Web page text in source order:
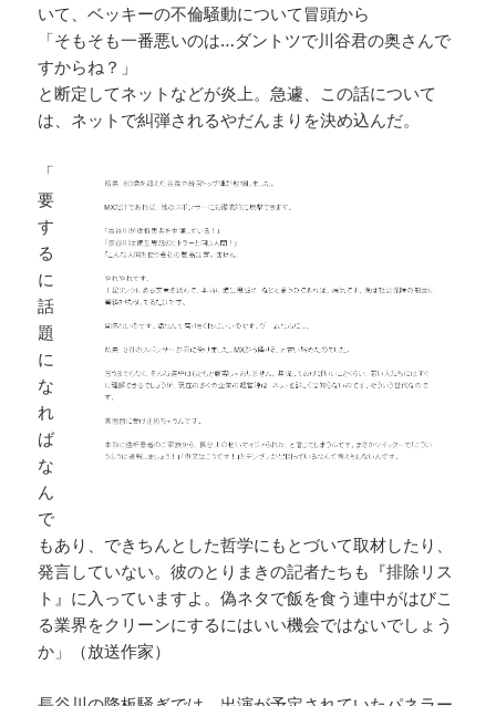
いて、ベッキーの不倫騒動について冒頭から
「そもそも一番悪いのは…ダントツで川谷君の奥さんで
すからね？」
と断定してネットなどが炎上。急遽、この話について
は、ネットで糾弾されるやだんまりを決め込んだ。
「
要
す
る
に
話
題
に
な
れ
ば
な
ん
で
もあり、できちんとした哲学にもとづいて取材したり、
発言していない。彼のとりまきの記者たちも『排除リス
ト』に入っていますよ。偽ネタで飯を食う連中がはびこ
る業界をクリーンにするにはいい機会ではないでしょう
か」（放送作家）